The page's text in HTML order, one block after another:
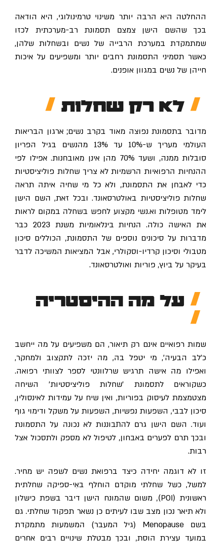
ההחלטה היא הרבה יותר משינוי טרמינולוגי, היא הודאה
בכך שהשם הישן צמצם תסמונת רב-מערכתית לכזו
שמתמקדת במערכת הרבייה של נשים ובשחלות שלהן,
כאשר תסמיני התסמונת רחבים יותר ומשפיעים על איכות
חייהן של נשים במגוון אופנים.
לא רק שחלות
מדובר בתסמונת נפוצה מאוד בקרב נשים; ארגון הבריאות
העולמי מעריך ש-10% עד 13% מהנשים בגיל הפריון
סובלות ממנה, ושעד 70% מהן אינן מאובחנות. אפילו לפי
ההנחיות הרפואיות הרשמיות לא צריך שחלות פוליציסטיות
כדי לאבחן את התסמונת, ולא כל מי שחיה איתה תראה
שחלות פוליציסטיות באולטרסאונד. ובכל זאת, השם הישן
לימד מטופלות וא.נשי מקצוע לחפש בשחלה במקום לראות
את האישה כולה. הנחיות בינלאומיות משנת 2023 כבר
מדברות על סיכונים נוספים של התסמונת, הכוללים סיכון
מטבולי וסיכון קרדיו-וסקולרי, אבל המציאות המשיכה לדבר
בעיקר על ביוץ, פוריות ואולטרסאונד.
על מה ההיסטריה
שמות רפואיים אינם רק תיאור, הם משפיעים על מה ייחשב
כ'לב הבעיה', מי יטפל בה, מה יזכה לתקצוב ולמחקר,
ואפילו מה אישה תרגיש שרלוונטי לספר לצוותי רפואה.
כשקוראים לתסמונת 'שחלות פוליציסטיות' השיחה
מצטמצמת לעיסוק בפוריות, ואין שיח על עמידות לאינסולין,
סיכון לבבי, השפעות נפשיות, השפעות על משקל ודימוי גוף
ועוד. השם הישן גרם להתבוננות לא נכונה על התסמונת
ובכך תרם לפערים באבחון, לטיפול לא מספק ולתסכול אצל
רבות.
זו לא דוגמה יחידה כיצד ברפואת נשים לשפה יש מחיר.
למשל, כשל שחלתי מוקדם הוחלף באִי-ספיקה שחלתית
ראשונית (POI), משום שהמונח הישן דיבר בשפת כישלון
ולא תיאר נכון מצב שבו לעיתים כן נשאר תפקוד שחלתי. גם
בשם Menopause (גיל המעבר) המשמעות מתמקדת
במועד עצירת הוסת, ובכך מבטלת שינויים רבים אחרים